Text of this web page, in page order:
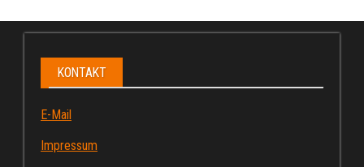
KONTAKT
E-Mail
Impressum